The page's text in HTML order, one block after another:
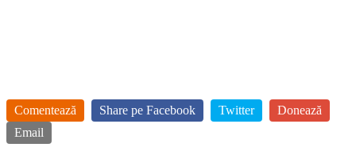
Comentează Share pe Facebook Twitter
Donează
Email